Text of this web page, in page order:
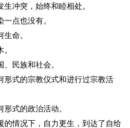
冲突，始终和睦相处。
点也没有。
命。
民族和社会。
式的宗教仪式和进行过宗教活
式的政治活动。
情况下，自力更生，到达了自给